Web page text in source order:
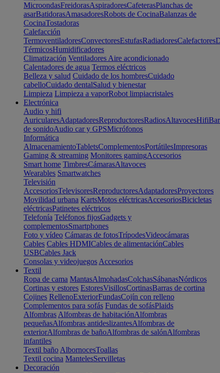
MicroondasFreidorasAspiradoresCafeterasPlanchas de
asarBatidorasAmasadoresRobots de CocinaBalanzas de
CocinaTostadoras
Calefacción
TermoventiladoresConvectoresEstufasRadiadoresCalefactores
TérmicosHumidificadores
Climatización Ventiladores Aire acondicionado
Calentadores de agua Termos eléctricos
Belleza y salud Cuidado de los hombresCuidado
cabelloCuidado dentalSalud y bienestar
Limpieza Limpieza a vaporRobot limpiacristales
Electrónica
Audio y hifi
AuricularesAdaptadoresReproductoresRadiosAltavocesHifi
de sonidoAudio car y GPSMicrófonos
Informática
AlmacenamientoTabletsComplementosPortátilesImpresoras
Gaming & streaming Monitores gamingAccesorios
Smart home TimbresCámarasAltavoces
Wearables Smartwatches
Televisión
AccesoriosTelevisoresReproductoresAdaptadoresProyectores
Movilidad urbana KartsMotos eléctricasAccesoriosBicicletas
eléctricasPatinetes eléctricos
Telefonía Teléfonos fijosGadgets y
complementosSmartphones
Foto y vídeo Cámaras de fotosTrípodesVideocámaras
Cables Cables HDMICables de alimentaciónCables
USBCables Jack
Consolas y videojuegos Accesorios
Textil
Ropa de cama MantasAlmohadasColchasSábanasNórdicos
Cortinas y estores EstoresVisillosCortinasBarras de cortina
Cojines RellenoExteriorFundasCojín con relleno
Complementos para sofás Fundas de sofásPlaids
Alfombras Alfombras de habitaciónAlfombras
pequeñasAlfombras antideslizantesAlfombras de
exteriorAlfombras de bañoAlfombras de salónAlfombras
infantiles
Textil baño AlbornocesToallas
Textil cocina MantelesServilletas
Decoración